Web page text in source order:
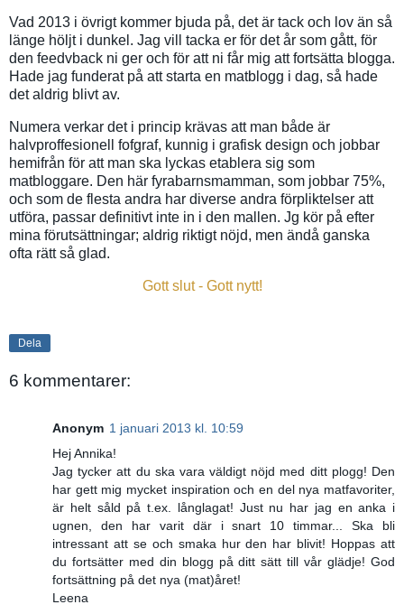
Vad 2013 i övrigt kommer bjuda på, det är tack och lov än så
länge höljt i dunkel. Jag vill tacka er för det år som gått, för
den feedvback ni ger och för att ni får mig att fortsätta blogga.
Hade jag funderat på att starta en matblogg i dag, så hade
det aldrig blivt av.
Numera verkar det i princip krävas att man både är
halvproffesionell fofgraf, kunnig i grafisk design och jobbar
hemifrån för att man ska lyckas etablera sig som
matbloggare. Den här fyrabarnsmamman, som jobbar 75%,
och som de flesta andra har diverse andra förpliktelser att
utföra, passar definitivt inte in i den mallen. Jg kör på efter
mina förutsättningar; aldrig riktigt nöjd, men ändå ganska
ofta rätt så glad.
Gott slut - Gott nytt!
Dela
6 kommentarer:
Anonym 1 januari 2013 kl. 10:59
Hej Annika!
Jag tycker att du ska vara väldigt nöjd med ditt plogg! Den
har gett mig mycket inspiration och en del nya matfavoriter,
är helt såld på t.ex. långlagat! Just nu har jag en anka i
ugnen, den har varit där i snart 10 timmar... Ska bli
intressant att se och smaka hur den har blivit! Hoppas att
du fortsätter med din blogg på ditt sätt till vår glädje! God
fortsättning på det nya (mat)året!
Leena